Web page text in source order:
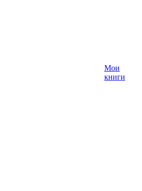
Мои
книги